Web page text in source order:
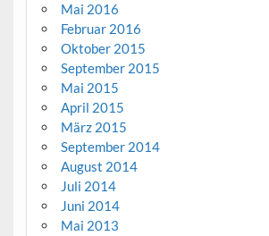
Mai 2016
Februar 2016
Oktober 2015
September 2015
Mai 2015
April 2015
März 2015
September 2014
August 2014
Juli 2014
Juni 2014
Mai 2013